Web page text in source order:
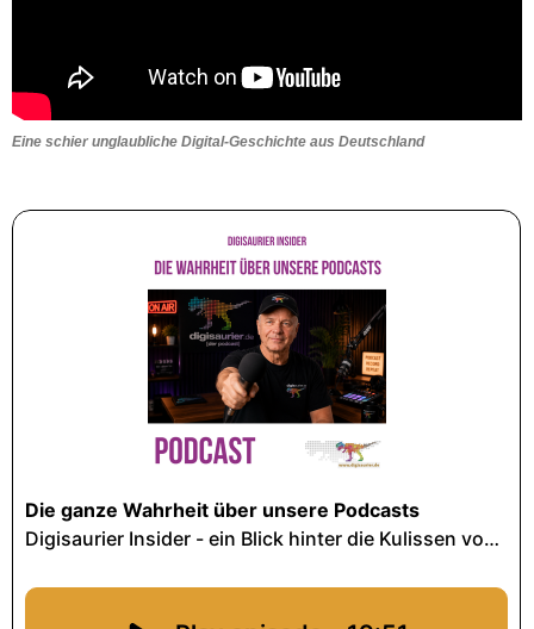
Eine schier unglaubliche Digital-Geschichte aus Deutschland